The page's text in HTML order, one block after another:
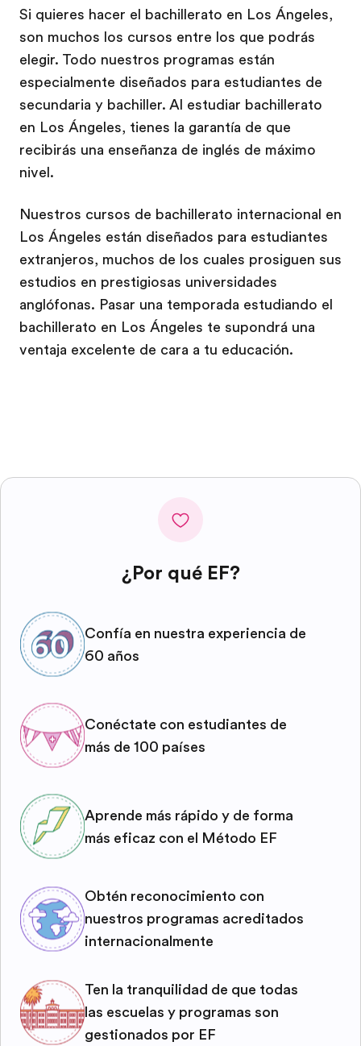
Si quieres hacer el bachillerato en Los Ángeles,
son muchos los cursos entre los que podrás
elegir. Todo nuestros programas están
especialmente diseñados para estudiantes de
secundaria y bachiller. Al estudiar bachillerato
en Los Ángeles, tienes la garantía de que
recibirás una enseñanza de inglés de máximo
nivel.
Nuestros cursos de bachillerato internacional en
Los Ángeles están diseñados para estudiantes
extranjeros, muchos de los cuales prosiguen sus
estudios en prestigiosas universidades
anglófonas. Pasar una temporada estudiando el
bachillerato en Los Ángeles te supondrá una
ventaja excelente de cara a tu educación.
¿Por qué EF?
Confía en nuestra experiencia de
60 años
Conéctate con estudiantes de
más de 100 países
Aprende más rápido y de forma
más eficaz con el Método EF
Obtén reconocimiento con
nuestros programas acreditados
internacionalmente
Ten la tranquilidad de que todas
las escuelas y programas son
gestionados por EF